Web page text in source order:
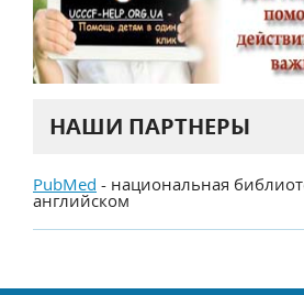
НАШИ ПАРТНЕРЫ
PubMed - национальная
английском